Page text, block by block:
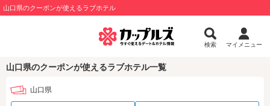
山口県のクーポンが使えるラブホテル
検索 マイメニュー
山口県のクーポンが使えるラブホテル一覧
山口県